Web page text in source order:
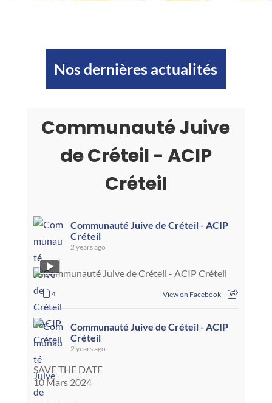
Nos dernières actualités
Communauté Juive
de Créteil - ACIP
Créteil
Communauté Juive de Créteil - ACIP
Créteil
2 years ago
4 View on Facebook
Communauté Juive de Créteil - ACIP
Créteil
2 years ago
SAVE THE DATE
10 Mars 2024